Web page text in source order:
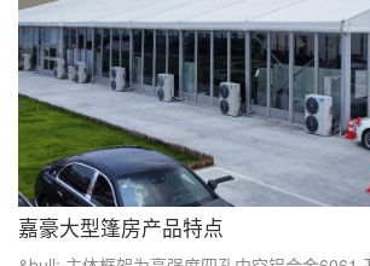
嘉豪大型篷房产品特点